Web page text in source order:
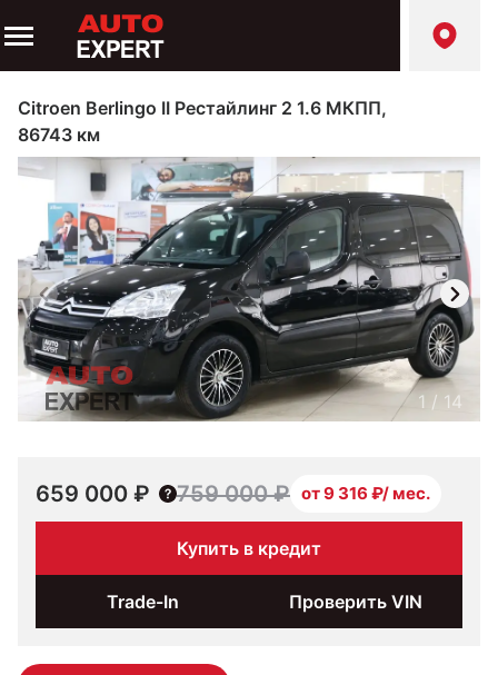
Citroen Berlingo II Рестайлинг 2 1.6 МКПП,
86743 км
1 / 14
659 000 ₽ 759 000 ₽ от 9 316 ₽/ мес.
Купить в кредит
Trade-In Проверить VIN